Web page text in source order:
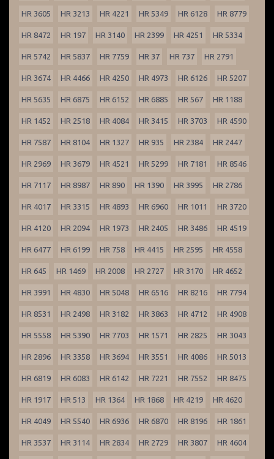
HR 3605 HR 3213 HR 4221 HR 5349 HR 6128 HR 8779
HR 8472 HR 197 HR 3140 HR 2399 HR 4251 HR 5334
HR 5742 HR 5837 HR 7759 HR 37 HR 737 HR 2791
HR 3674 HR 4466 HR 4250 HR 4973 HR 6126 HR 5207
HR 5635 HR 6875 HR 6152 HR 6885 HR 567 HR 1188
HR 1452 HR 2518 HR 4084 HR 3415 HR 3703 HR 4590
HR 7587 HR 8104 HR 1327 HR 935 HR 2384 HR 2447
HR 2969 HR 3679 HR 4521 HR 5299 HR 7181 HR 8546
HR 7117 HR 8987 HR 890 HR 1390 HR 3995 HR 2786
HR 4017 HR 3315 HR 4893 HR 6960 HR 1011 HR 3720
HR 4120 HR 2094 HR 1973 HR 2405 HR 3486 HR 4519
HR 6477 HR 6199 HR 758 HR 4415 HR 2595 HR 4558
HR 645 HR 1469 HR 2008 HR 2727 HR 3170 HR 4652
HR 3991 HR 4830 HR 5048 HR 6516 HR 8216 HR 7794
HR 8531 HR 2498 HR 3182 HR 3863 HR 4712 HR 4908
HR 5558 HR 5390 HR 7703 HR 1571 HR 2825 HR 3043
HR 2896 HR 3358 HR 3694 HR 3551 HR 4086 HR 5013
HR 6819 HR 6083 HR 6142 HR 7221 HR 7552 HR 8475
HR 1917 HR 513 HR 1364 HR 1868 HR 4219 HR 4620
HR 4049 HR 5540 HR 6936 HR 6870 HR 8196 HR 1861
HR 3537 HR 3114 HR 2834 HR 2729 HR 3807 HR 4604